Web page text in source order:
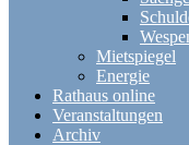
Mietspiegel
Energie
Rathaus online
Veranstaltungen
Archiv